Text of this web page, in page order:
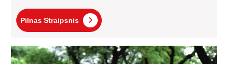
Pilnas Straipsnis
Pilnas
Straipsnis